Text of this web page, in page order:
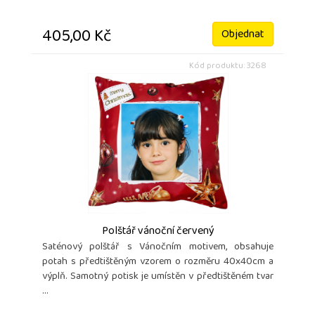
405,00 Kč Objednat
Kód produktu: 3268
Polštář vánoční červený
Saténový polštář s Vánočním motivem, obsahuje
potah s předtištěným vzorem o rozměru 40x40cm a
výplň. Samotný potisk je umístěn v předtištěném tvar
...